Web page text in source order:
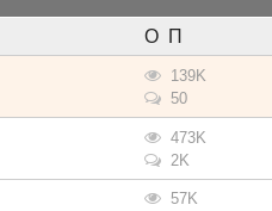
О П
139K
50
473K
2K
57K